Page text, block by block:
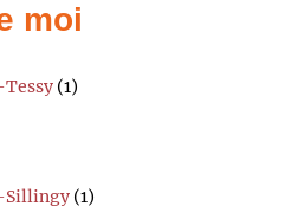
moi
Tessy (1)
Sillingy (1)